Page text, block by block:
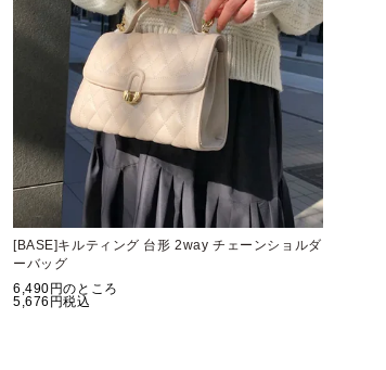
[BASE]キルティング 台形 2way チェーンショルダ
ーバッグ
6,490
のところ
5,676
税込